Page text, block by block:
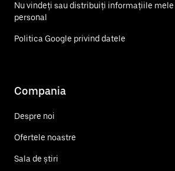
Nu vindeți sau distribuiți informațiile
personal
Politica Google privind datele
Compania
Despre noi
Ofertele noastre
Sala de știri